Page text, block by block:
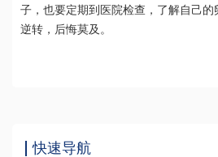
子，也要定期到医院检查，了解自己
逆转，后悔莫及。
快速导航